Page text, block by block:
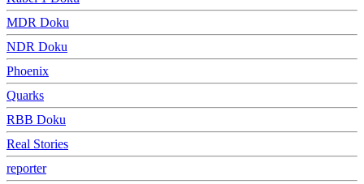
MDR Doku
NDR Doku
Phoenix
Quarks
RBB Doku
Real Stories
reporter